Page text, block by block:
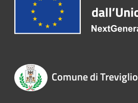
Comune di Treviglio